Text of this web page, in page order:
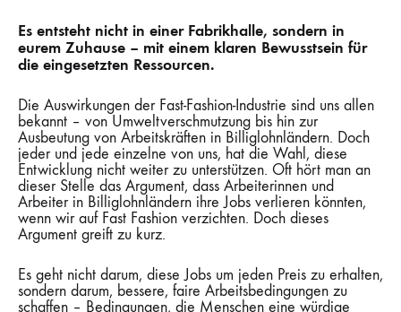
Es entsteht nicht in einer Fabrikhalle, sondern in
eurem Zuhause – mit einem klaren Bewusstsein für
die eingesetzten Ressourcen.
Die Auswirkungen der Fast-Fashion-Industrie sind uns allen
bekannt – von Umweltverschmutzung bis hin zur
Ausbeutung von Arbeitskräften in Billiglohnländern. Doch
jeder und jede einzelne von uns, hat die Wahl, diese
Entwicklung nicht weiter zu unterstützen. Oft hört man an
dieser Stelle das Argument, dass Arbeiterinnen und
Arbeiter in Billiglohnländern ihre Jobs verlieren könnten,
wenn wir auf Fast Fashion verzichten. Doch dieses
Argument greift zu kurz.
Es geht nicht darum, diese Jobs um jeden Preis zu erhalten,
sondern darum, bessere, faire Arbeitsbedingungen zu
schaffen – Bedingungen, die Menschen eine würdige